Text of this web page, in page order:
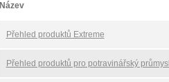
Název
Přehled produktů Extreme
Přehled produktů pro potravinářský průmysl